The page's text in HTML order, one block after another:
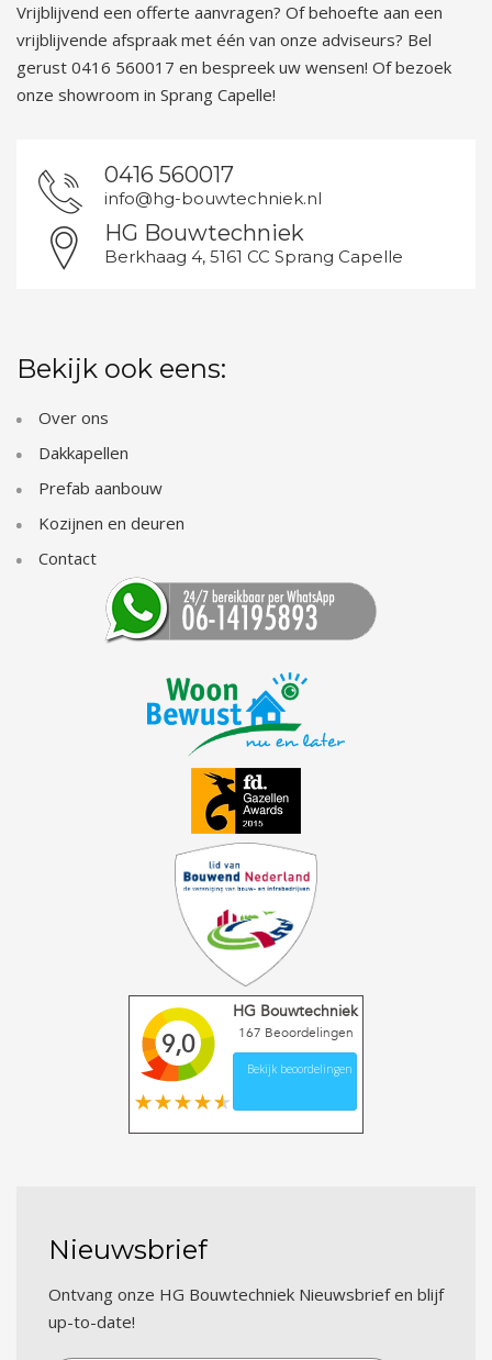
Vrijblijvend een offerte aanvragen? Of behoefte aan een
vrijblijvende afspraak met één van onze adviseurs? Bel
gerust 0416 560017 en bespreek uw wensen! Of bezoek
onze showroom in Sprang Capelle!
0416 560017
info@hg-bouwtechniek.nl
HG Bouwtechniek
Berkhaag 4, 5161 CC Sprang Capelle
Bekijk ook eens:
Over ons
Dakkapellen
Prefab aanbouw
Kozijnen en deuren
Contact
9,0
HG Bouwtechniek
167 Beoordelingen
Bekijk beoordelingen
Nieuwsbrief
Ontvang onze HG Bouwtechniek Nieuwsbrief en blijf
up-to-date!